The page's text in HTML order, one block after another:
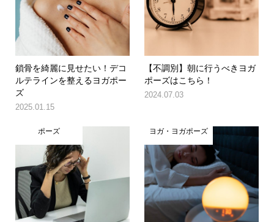
鎖骨を綺麗に見せたい！デコ
ルテラインを整えるヨガポー
ズ
2025.01.15
【不調別】朝に行うべきヨガ
ポーズはこちら！
2024.07.03
ポーズ ヨガ・ヨガポーズ